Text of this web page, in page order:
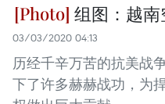
组图：越
03/03/2020 04:13
历经千辛万苦的抗美战
下了许多赫赫战功，为